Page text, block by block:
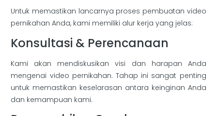
Untuk memastikan lancarnya proses pembuatan video
pernikahan Anda, kami memiliki alur kerja yang jelas:
Konsultasi & Perencanaan
Kami akan mendiskusikan visi dan harapan Anda
mengenai video pernikahan. Tahap ini sangat penting
untuk memastikan keselarasan antara keinginan Anda
dan kemampuan kami.